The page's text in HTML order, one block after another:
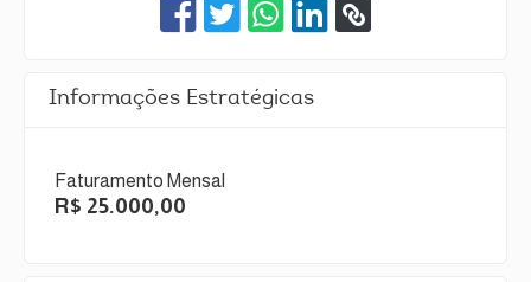
Informações Estratégicas
Faturamento Mensal
R$ 25.000,00